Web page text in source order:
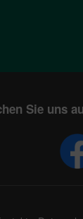
Sie uns